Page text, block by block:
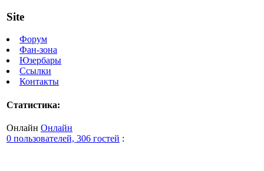
Site
Форум
Фан-зона
Юзербары
Ссылки
Контакты
Статистика:
Онлайн Онлайн
0 пользователей, 306 гостей :